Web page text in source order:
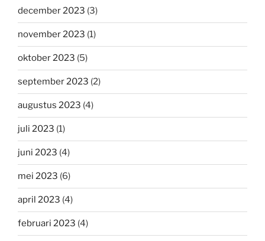
december 2023 (3)
november 2023 (1)
oktober 2023 (5)
september 2023 (2)
augustus 2023 (4)
juli 2023 (1)
juni 2023 (4)
mei 2023 (6)
april 2023 (4)
februari 2023 (4)